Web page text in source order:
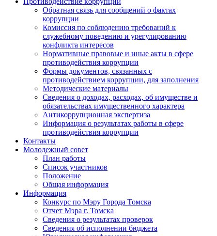
Обратная связь для сообщений о фактах
коррупции
Комиссия по соблюдению требований к
служебному поведению и урегулированию
конфликта интересов
Нормативные правовые и иные акты в сфере
противодействия коррупции
Формы документов, связанных с
противодействием коррупции, для заполнения
Методические материалы
Сведения о доходах, расходах, об имуществе и
обязательствах имущественного характера
Антикоррупционная экспертиза
Информация о результатах работы в сфере
противодействия коррупции
Контакты
Молодежный совет
План работы
Список участников
Положение
Общая информация
Информация
Конкурс по Мэру Города Томска
Отчет Мэра г. Томска
Сведения о результатах проверок
Сведения об исполнении бюджета